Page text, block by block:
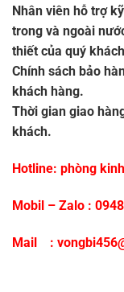
Nhân viên hỗ trợ
trong và ngoài
thiết của quý
Chính sách bảo
khách hàng.
Thời gian giao
khách.
Hotline: phòng
Mobil – Zalo :
Mail :